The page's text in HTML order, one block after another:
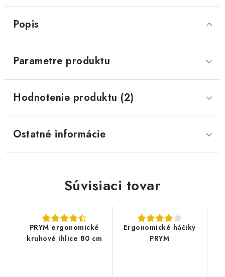
Popis
Parametre produktu
Hodnotenie produktu (2)
Ostatné informácie
Súvisiaci tovar
PRYM ergonomické
kruhové ihlice 80 cm
Ergonomické háčiky
PRYM